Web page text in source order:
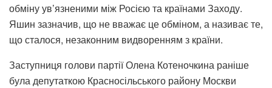
обміну ув’язненими між Росією та країнами Заходу.
Яшин зазначив, що не вважає це обміном, а називає те,
що сталося, незаконним видворенням з країни.
Заступниця голови партії Олена Котеночкина раніше
була депутаткою Красносільського району Москви